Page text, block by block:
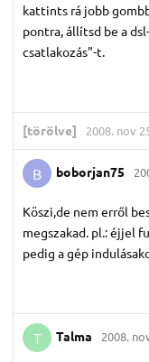
kattints rá jobb
pontra, állítsd be a
csatlakozás"-t.
[törölve] 2008. nov
B boborjan75
Köszi,de nem erről
megszakad. pl.: éjjel
pedig a gép
T Talma 2008.